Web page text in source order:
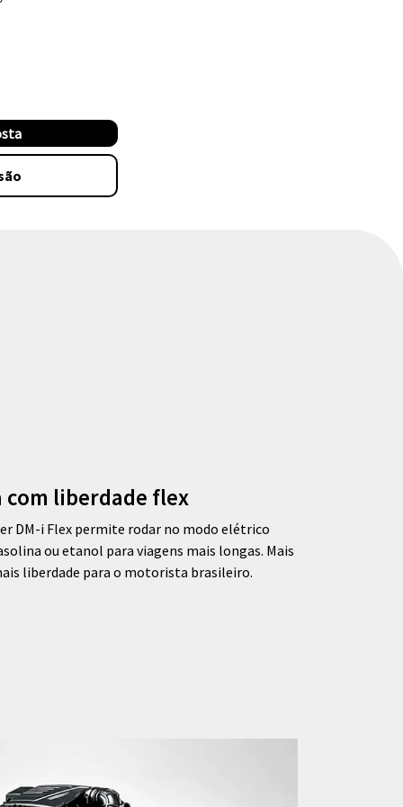
liberdade flex
DM-i Flex permite rodar no modo elétrico
ou etanol para viagens mais longas. Mais
liberdade para o motorista brasileiro.